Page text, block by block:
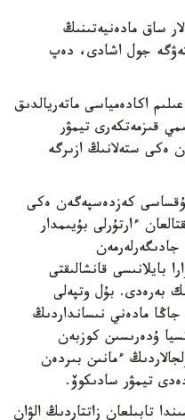
ساق مادەنيەتىنىڭ
جول اشادى، دەپ
اكادەمياسى ماتەريالدىق
قىزمەتكەرى تيمۋر
ەكى ستەلانىڭ ازىرگە
كەزدەسپەگەن ەكى
ءارتۇرلى بۇيىمدار
بايلانىسى قانشالىقتى
بەرەدى. بۇل وتپەلى
مادەني نىسانداردىڭ
ۇدەرىسىن كوزبەن
ءمانىن بىردەن
تيمۋر سادىكوۆ.
تابىلعان زاتتاردىڭ الۋان